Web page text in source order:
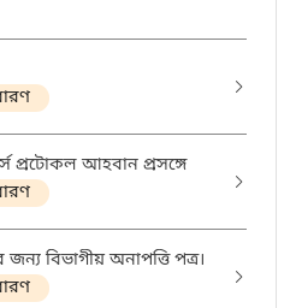
প্রটোকল আহবান প্রস‌ঙ্গে
বিভাগীয় অনাপত্তি পত্র।